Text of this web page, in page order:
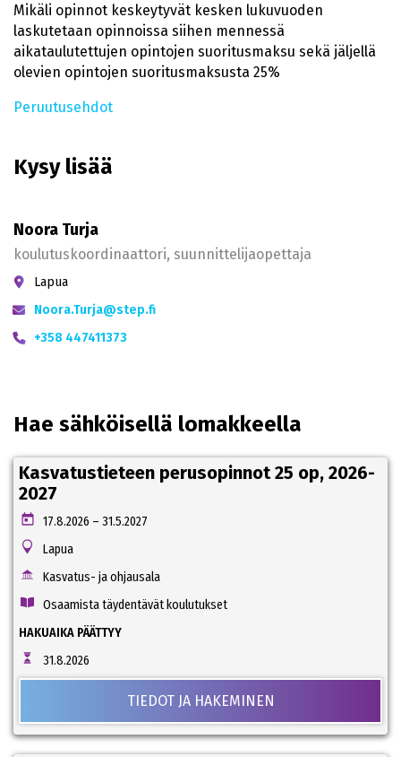
Mikäli opinnot keskeytyvät kesken lukuvuoden
laskutetaan opinnoissa siihen mennessä
aikataulutettujen opintojen suoritusmaksu sekä jäljellä
olevien opintojen suoritusmaksusta 25%
Peruutusehdot
Kysy lisää
Noora Turja
koulutuskoordinaattori, suunnittelijaopettaja
Lapua
Noora.Turja@step.fi
+358 447411373
Hae sähköisellä lomakkeella
Kasvatustieteen perusopinnot 25 op, 2026-
2027
17.8.2026 – 31.5.2027
Lapua
Kasvatus- ja ohjausala
Osaamista täydentävät koulutukset
HAKUAIKA PÄÄTTYY
31.8.2026
TIEDOT JA HAKEMINEN